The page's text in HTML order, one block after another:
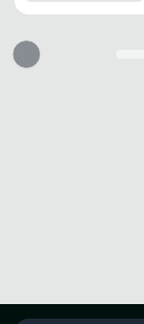
Amortecimento em EVA
Design resistente que se
Conforto e segurança a